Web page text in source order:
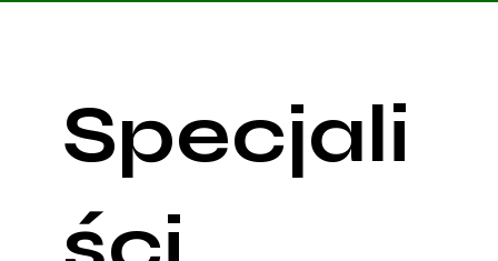
Specjali